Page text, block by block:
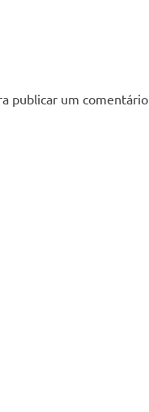
publicar um comentário.